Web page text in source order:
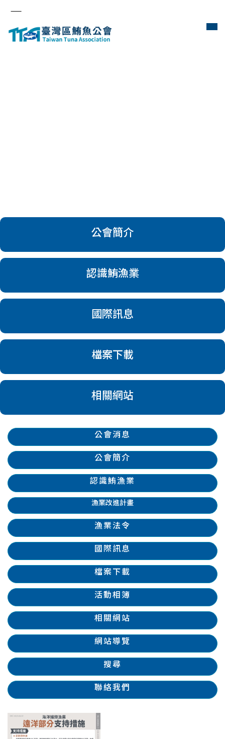
公會簡介
認識鮪漁業
國際訊息
檔案下載
相關網站
公會消息
公會簡介
認識鮪漁業
漁業改進計畫
漁業法令
國際訊息
檔案下載
活動相簿
相關網站
網站導覽
搜尋
聯絡我們